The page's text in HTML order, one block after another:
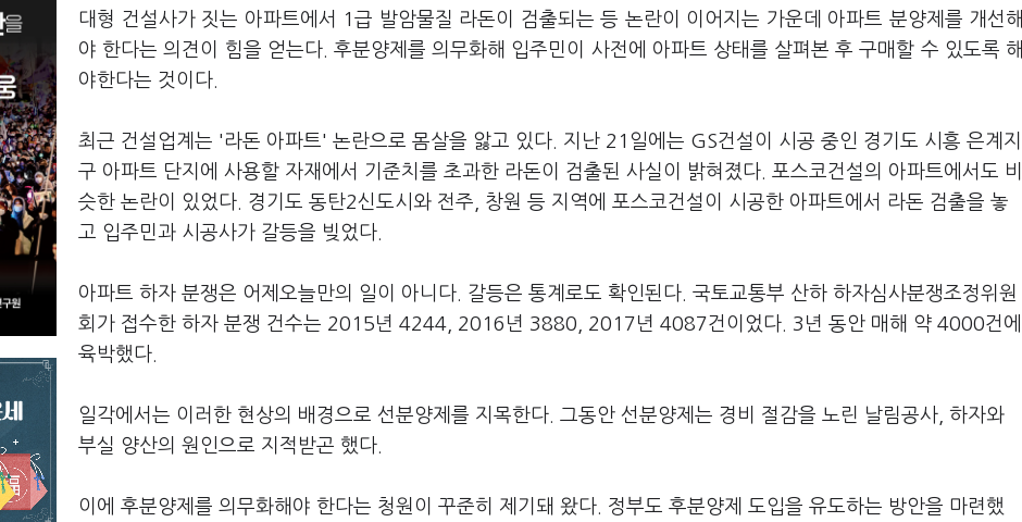
대형 건설사가 짓는 아파트에서 1급 발암물질 라돈이 검출되는 등 논란이 이어지는 가운데 아파트 분양제를 개선해
야 한다는 의견이 힘을 얻는다. 후분양제를 의무화해 입주민이 사전에 아파트 상태를 살펴본 후 구매할 수 있도록 해
야한다는 것이다.
최근 건설업계는 '라돈 아파트' 논란으로 몸살을 앓고 있다. 지난 21일에는 GS건설이 시공 중인 경기도 시흥 은계지
구 아파트 단지에 사용할 자재에서 기준치를 초과한 라돈이 검출된 사실이 밝혀졌다. 포스코건설의 아파트에서도 비
슷한 논란이 있었다. 경기도 동탄2신도시와 전주, 창원 등 지역에 포스코건설이 시공한 아파트에서 라돈 검출을 놓
고 입주민과 시공사가 갈등을 빚었다.
아파트 하자 분쟁은 어제오늘만의 일이 아니다. 갈등은 통계로도 확인된다. 국토교통부 산하 하자심사분쟁조정위원
회가 접수한 하자 분쟁 건수는 2015년 4244, 2016년 3880, 2017년 4087건이었다. 3년 동안 매해 약 4000건에
육박했다.
일각에서는 이러한 현상의 배경으로 선분양제를 지목한다. 그동안 선분양제는 경비 절감을 노린 날림공사, 하자와
부실 양산의 원인으로 지적받곤 했다.
이에 후분양제를 의무화해야 한다는 청원이 꾸준히 제기돼 왔다. 정부도 후분양제 도입을 유도하는 방안을 마련했